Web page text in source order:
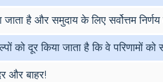
जाता है और समुदाय के लिए सर्वोत्तम
को दूर किया जाता है कि वे परिणामों
और बाहर!